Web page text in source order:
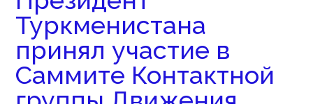
Туркменистана
принял участие в
Саммите Контактной